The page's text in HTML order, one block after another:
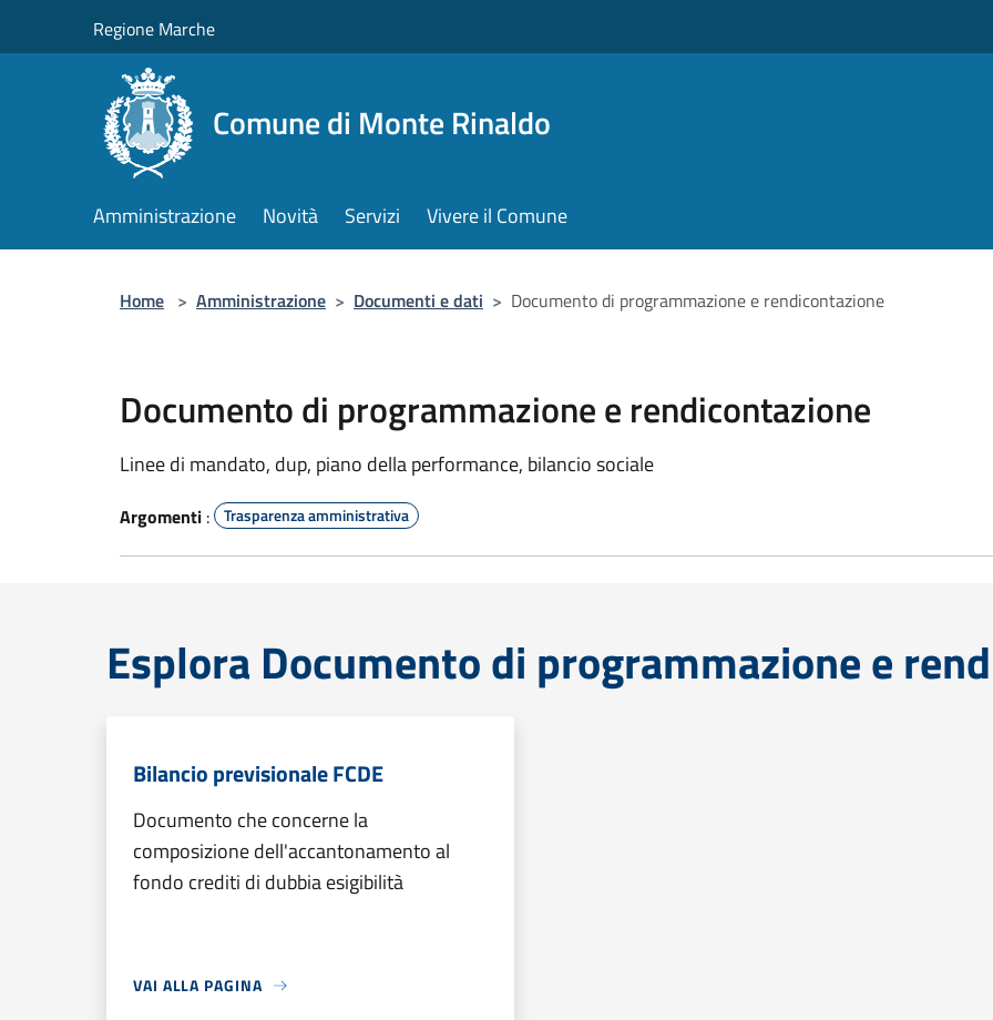
Regione Marche
Comune di Monte Rinaldo
Amministrazione Novità Servizi Vivere il Comune
Home > Amministrazione > Documenti e dati > Documento di programmazione e rendicontazione
Documento di programmazione e rendicontazione
Linee di mandato, dup, piano della performance, bilancio sociale
Argomenti : Trasparenza amministrativa
Esplora Documento di programmazione e
Bilancio previsionale FCDE
Documento che concerne la
composizione dell'accantonamento al
fondo crediti di dubbia esigibilità
VAI ALLA PAGINA